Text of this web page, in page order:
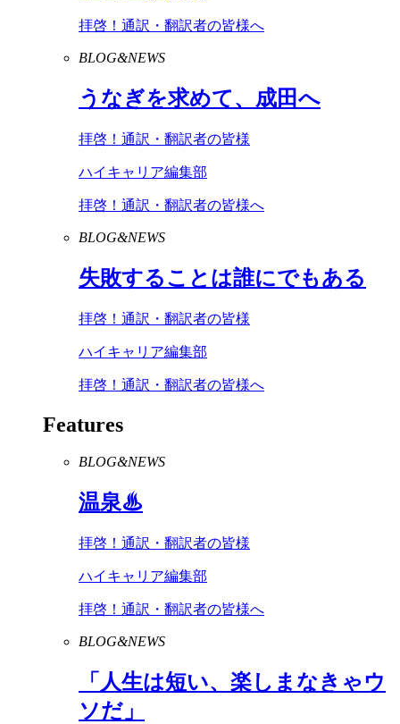
拝啓！通訳・翻訳者の皆様へ
BLOG&NEWS
うなぎを求めて、成田へ
拝啓！通訳・翻訳者の皆様
ハイキャリア編集部
拝啓！通訳・翻訳者の皆様へ
BLOG&NEWS
失敗することは誰にでもある
拝啓！通訳・翻訳者の皆様
ハイキャリア編集部
拝啓！通訳・翻訳者の皆様へ
Features
BLOG&NEWS
温泉♨
拝啓！通訳・翻訳者の皆様
ハイキャリア編集部
拝啓！通訳・翻訳者の皆様へ
BLOG&NEWS
「人生は短い、楽しまなきゃウ
ソだ」